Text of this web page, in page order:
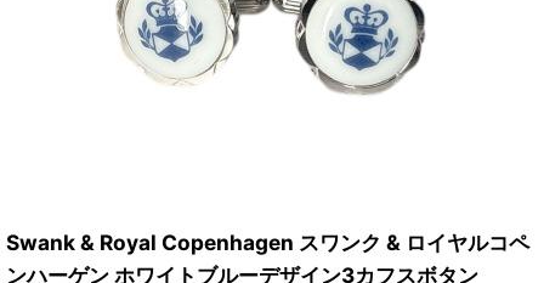
Swank & Royal Copenhagen スワンク & ロイヤルコペ
ンハーゲン ホワイトブルーデザイン3カフスボタン